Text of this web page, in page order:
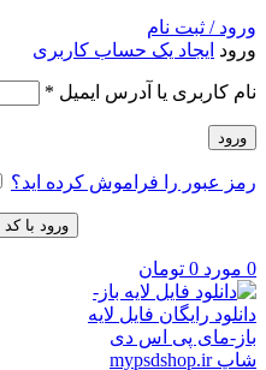
ورود / ثبت نام
ورود ایجاد یک حساب کاربری
نام کاربری یا آدرس ایمیل *
ورود
رمز عبور را فراموش کرده اید؟
ورود با
0 مورد 0 تومان